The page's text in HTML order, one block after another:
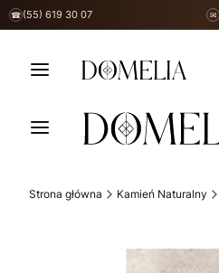
☎ (55) 619 30 07 ✉
Strona główna Kamień Naturalny